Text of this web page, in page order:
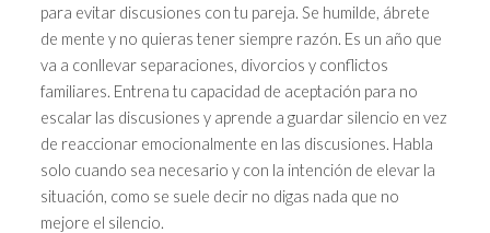
para evitar discusiones con tu pareja. Se humilde, ábrete
de mente y no quieras tener siempre razón. Es un año que
va a conllevar separaciones, divorcios y conflictos
familiares. Entrena tu capacidad de aceptación para no
escalar las discusiones y aprende a guardar silencio en vez
de reaccionar emocionalmente en las discusiones. Habla
solo cuando sea necesario y con la intención de elevar la
situación, como se suele decir no digas nada que no
mejore el silencio.